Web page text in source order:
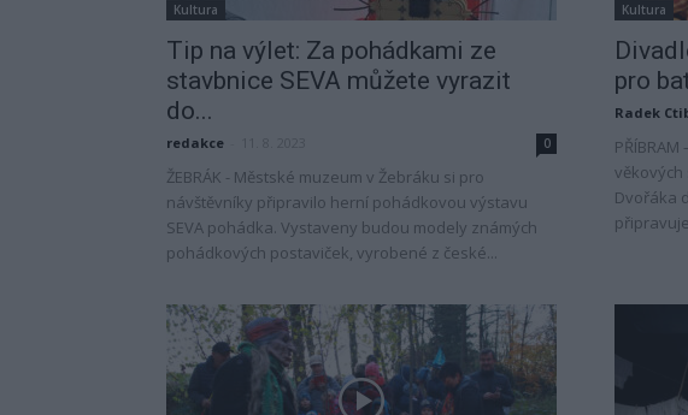
Kultura
Tip na výlet: Za pohádkami ze
stavbnice SEVA můžete vyrazit
do...
redakce 0
ŽEBRÁK - Městské muzeum v Žebráku si pro
návštěvníky připravilo herní pohádkovou výstavu
SEVA pohádka. Vystaveny budou modely známých
pohádkových postaviček, vyrobené z české...
Kultura
pro
Radek
věkových
Dvořáka